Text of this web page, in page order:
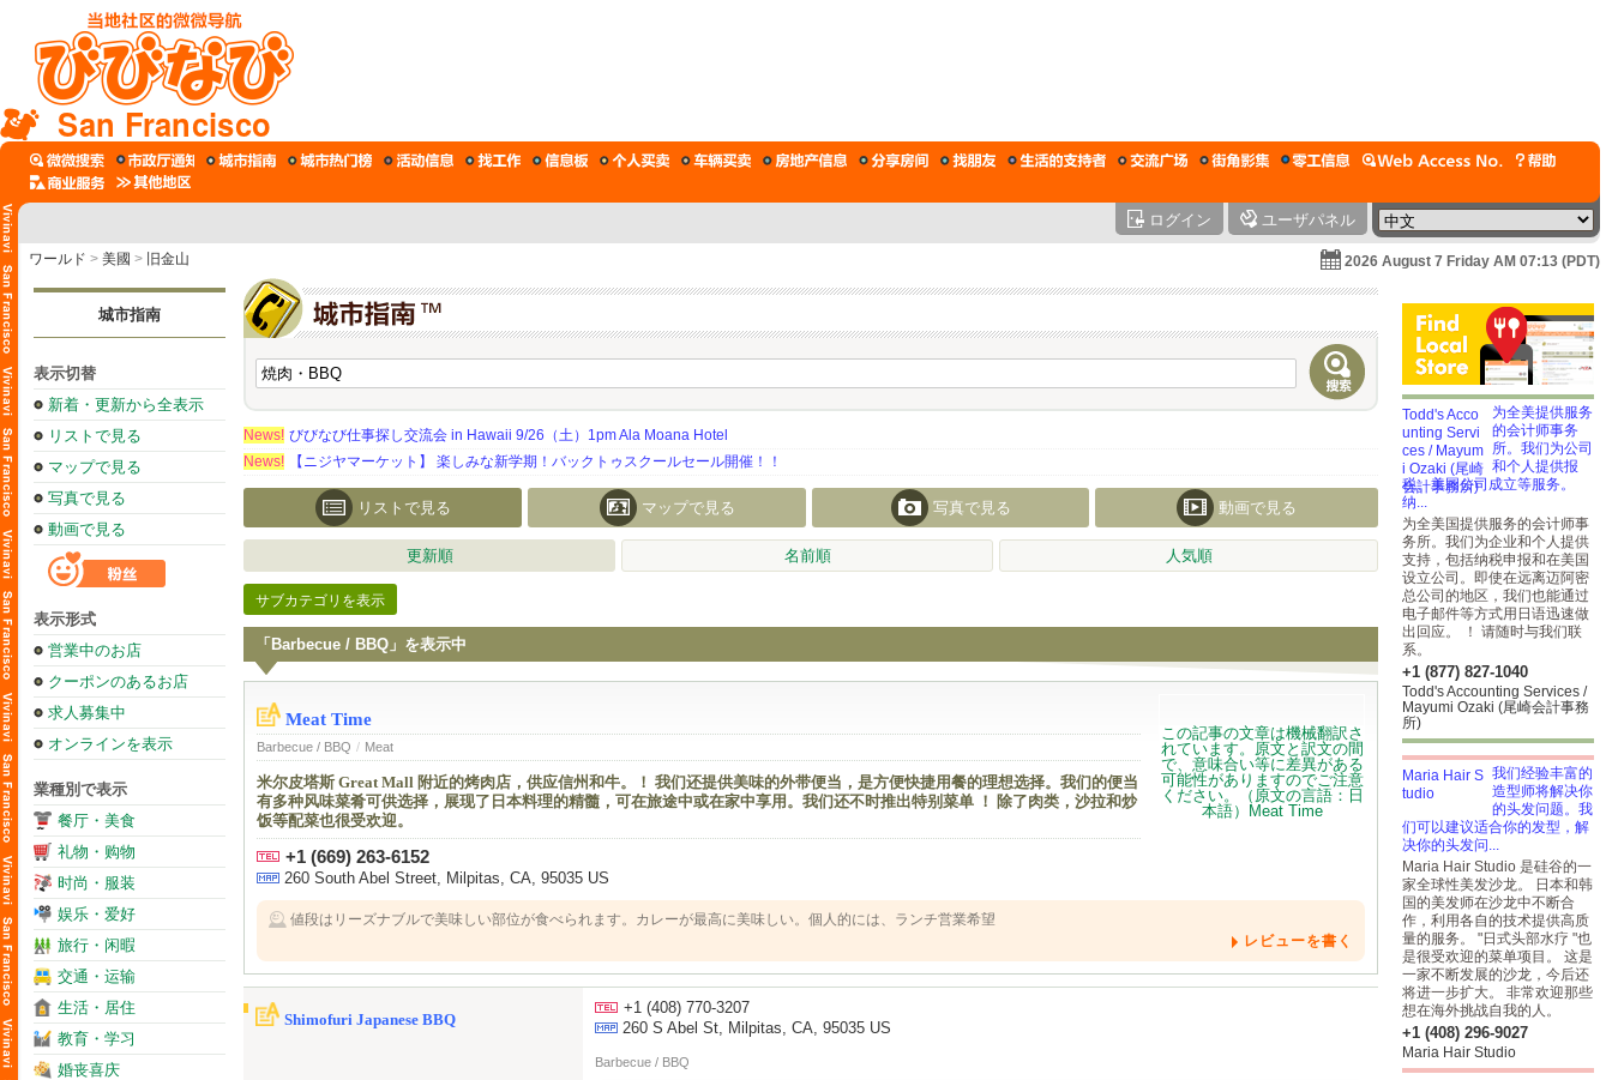
San Francisco
ログイン ユーザパネル
ワールド > 美國 > 旧金山 2026 August 7 Friday AM 07:13 (PDT)
城市指南
表示切替
新着・更新から全表示
リストで見る
マップで見る
写真で見る
動画で見る
表示形式
営業中のお店
クーポンのあるお店
求人募集中
オンラインを表示
業種別で表示
餐厅・美食
礼物・购物
时尚・服装
娱乐・爱好
旅行・闲暇
交通・运输
生活・居住
教育・学习
婚丧喜庆
News! びびなび仕事探し交流会 in Hawaii 9/26（土）1pm Ala Moana Hotel
News!
【ニジヤマーケット】 楽しみな新学期！バックトゥスクールセール開催！！
リストで見る マップで見る 写真で見る 動画で見る
更新順 名前順 人気順
サブカテゴリを表示
「Barbecue / BBQ」を表示中
Meat Time
Barbecue / BBQ / Meat
米尔皮塔斯 Great Mall 附近的烤肉店，供应信州和牛。！ 我们还提供美味的外带便当，是方便快捷用餐的理想选择。我们的便当
有多种风味菜肴可供选择，展现了日本料理的精髓，可在旅途中或在家中享用。我们还不时推出特别菜单 ！ 除了肉类，沙拉和炒
饭等配菜也很受欢迎。
+1 (669) 263-6152
260 South Abel Street, Milpitas, CA, 95035 US
値段はリーズナブルで美味しい部位が食べられます。カレーが最高に美味しい。個人的には、ランチ営業希望
レビューを書く
Shimofuri Japanese BBQ
+1 (408) 770-3207
260 S Abel St, Milpitas, CA, 95035 US
Barbecue / BBQ
为全美提供服务
的会计师事务
所。我们为公司
和个人提供报
税、美国公司成立等服务。
纳...
为全美国提供服务的会计师事
务所。我们为企业和个人提供
支持，包括纳税申报和在美国
设立公司。即使在远离迈阿密
总公司的地区，我们也能通过
电子邮件等方式用日语迅速做
出回应。 ！ 请随时与我们联
系。
+1 (877) 827-1040
Todd's Accounting Services /
Mayumi Ozaki (尾崎会計事務
所)
我们经验丰富的
造型师将解决你
的头发问题。我
们可以建议适合你的发型，解
决你的头发问...
Maria Hair Studio 是硅谷的一
家全球性美发沙龙。 日本和韩
国的美发师在沙龙中不断合
作，利用各自的技术提供高质
量的服务。 "日式头部水疗 "也
是很受欢迎的菜单项目。 这是
一家不断发展的沙龙，今后还
将进一步扩大。 非常欢迎那些
想在海外挑战自我的人。
+1 (408) 296-9027
Maria Hair Studio